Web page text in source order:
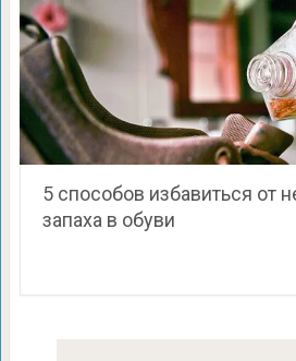
5 способов избавиться от
запаха в обуви